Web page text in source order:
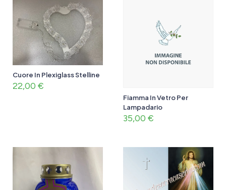
Cuore In Plexiglass Stelline
22,00 €
Fiamma In Vetro Per
Lampadario
35,00 €